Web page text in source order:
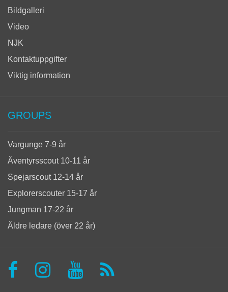
Bildgalleri
Video
NJK
Kontaktuppgifter
Viktig information
GROUPS
Vargunge 7-9 år
Äventyrsscout 10-11 år
Spejarscout 12-14 år
Explorerscouter 15-17 år
Jungman 17-22 år
Äldre ledare (över 22 år)